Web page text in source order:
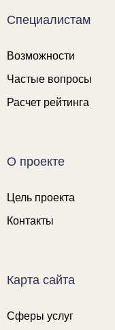
Специалистам
Возможности
Частые вопросы
Расчет рейтинга
О проекте
Цель проекта
Контакты
Карта сайта
Сферы услуг